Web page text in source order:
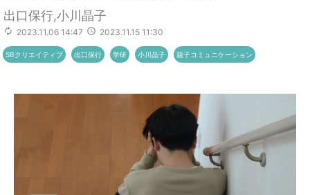
出口保行,小川晶子
2023.11.06 14:47 2023.11.15 11:30
SBクリエイティブ 出口保行 学研 小川晶子 親子コミュニケーション